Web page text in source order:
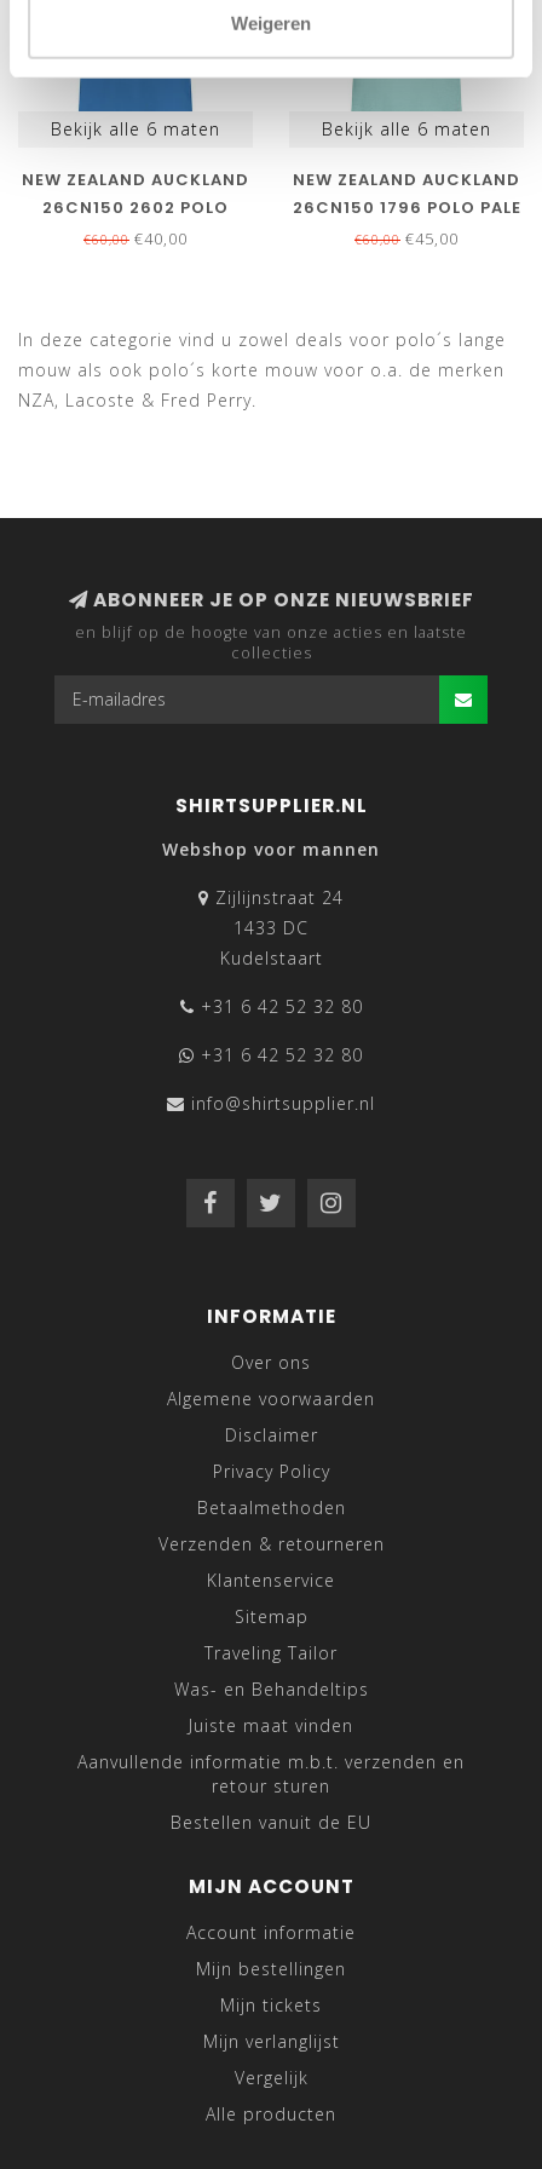
Weigeren
Bekijk alle 6 maten
NEW ZEALAND AUCKLAND
26CN150 2602 POLO
SAILING BLUE
€60,00 €40,00
Bekijk alle 6 maten
NEW ZEALAND AUCKLAND
26CN150 1796 POLO PALE
LEAF MELANGE AQUA
€60,00 €45,00
In deze categorie vind u zowel deals voor polo´s lange
mouw als ook polo´s korte mouw voor o.a. de merken
NZA, Lacoste & Fred Perry.
ABONNEER JE OP ONZE NIEUWSBRIEF
en blijf op de hoogte van onze acties en laatste
collecties
SHIRTSUPPLIER.NL
Webshop voor mannen
Zijlijnstraat 24
1433 DC
Kudelstaart
+31 6 42 52 32 80
+31 6 42 52 32 80
info@shirtsupplier.nl
INFORMATIE
Over ons
Algemene voorwaarden
Disclaimer
Privacy Policy
Betaalmethoden
Verzenden & retourneren
Klantenservice
Sitemap
Traveling Tailor
Was- en Behandeltips
Juiste maat vinden
Aanvullende informatie m.b.t. verzenden en
retour sturen
Bestellen vanuit de EU
MIJN ACCOUNT
Account informatie
Mijn bestellingen
Mijn tickets
Mijn verlanglijst
Vergelijk
Alle producten